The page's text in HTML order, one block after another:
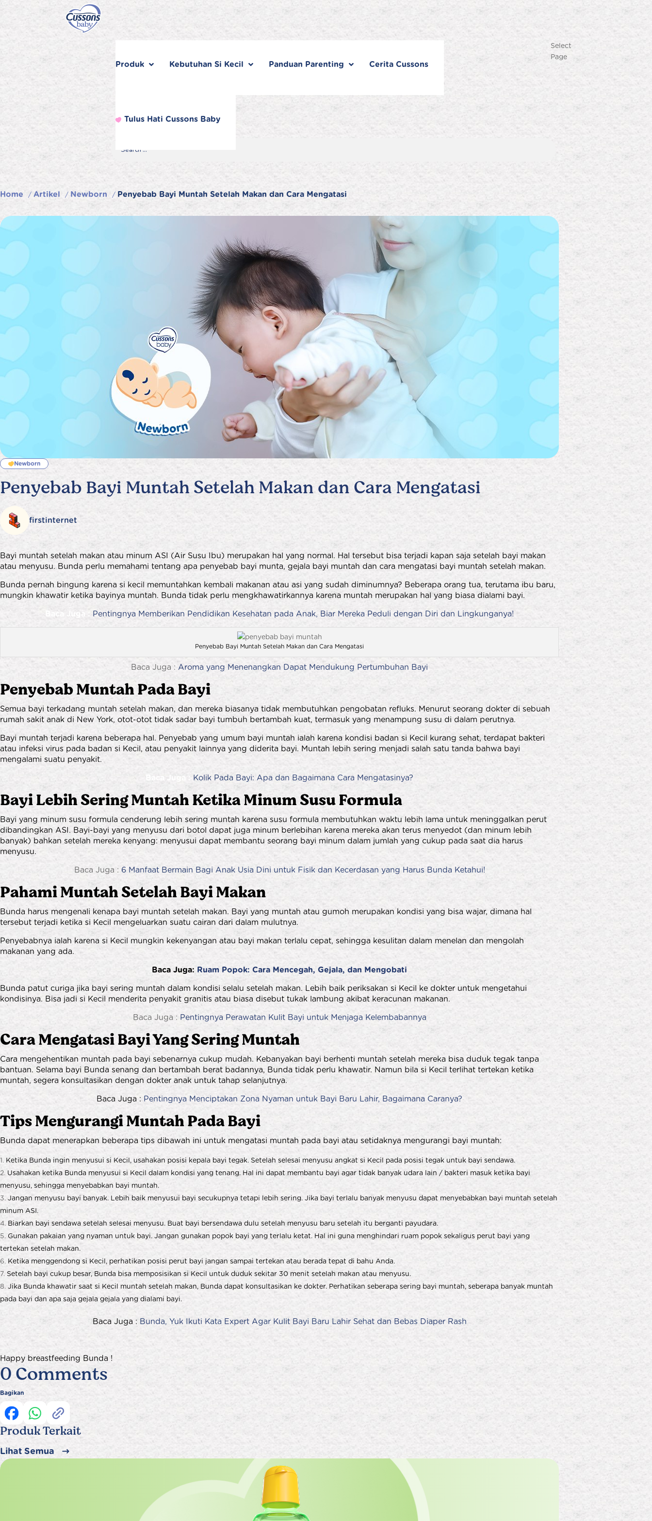
Produk
Lihat semua produk
Kebutuhan Si Kecil Panduan Parenting Cerita Cussons
Tulus Hati Cussons Baby
Select
Page
Search
Home / Artikel / Newborn / Penyebab Bayi Muntah Setelah Makan dan Cara Mengatasi
Newborn
Penyebab Bayi Muntah Setelah Makan dan Cara Mengatasi
firstinternet
Bayi muntah setelah makan atau minum ASI (Air Susu Ibu) merupakan hal yang normal. Hal tersebut bisa terjadi kapan saja setelah bayi makan
atau menyusu. Bunda perlu memahami tentang apa penyebab bayi munta, gejala bayi muntah dan cara mengatasi bayi muntah setelah makan.
Bunda pernah bingung karena si kecil memuntahkan kembali makanan atau asi yang sudah diminumnya? Beberapa orang tua, terutama ibu baru,
mungkin khawatir ketika bayinya muntah. Bunda tidak perlu mengkhawatirkannya karena muntah merupakan hal yang biasa dialami bayi.
Baca Juga : Pentingnya Memberikan Pendidikan Kesehatan pada Anak, Biar Mereka Peduli dengan Diri dan Lingkunganya!
Penyebab Bayi Muntah Setelah Makan dan Cara Mengatasi
Baca Juga : Aroma yang Menenangkan Dapat Mendukung Pertumbuhan Bayi
Penyebab Muntah Pada Bayi
Semua bayi terkadang muntah setelah makan, dan mereka biasanya tidak membutuhkan pengobatan refluks. Menurut seorang dokter di sebuah
rumah sakit anak di New York, otot-otot tidak sadar bayi tumbuh bertambah kuat, termasuk yang menampung susu di dalam perutnya.
Bayi muntah terjadi karena beberapa hal. Penyebab yang umum bayi muntah ialah karena kondisi badan si Kecil kurang sehat, terdapat bakteri
atau infeksi virus pada badan si Kecil, atau penyakit lainnya yang diderita bayi. Muntah lebih sering menjadi salah satu tanda bahwa bayi
mengalami suatu penyakit.
Baca Juga : Kolik Pada Bayi: Apa dan Bagaimana Cara Mengatasinya?
Bayi Lebih Sering Muntah Ketika Minum Susu Formula
Bayi yang minum susu formula cenderung lebih sering muntah karena susu formula membutuhkan waktu lebih lama untuk meninggalkan perut
dibandingkan ASI. Bayi-bayi yang menyusu dari botol dapat juga minum berlebihan karena mereka akan terus menyedot (dan minum lebih
banyak) bahkan setelah mereka kenyang: menyusui dapat membantu seorang bayi minum dalam jumlah yang cukup pada saat dia harus
menyusu.
Baca Juga : 6 Manfaat Bermain Bagi Anak Usia Dini untuk Fisik dan Kecerdasan yang Harus Bunda Ketahui!
Pahami Muntah Setelah Bayi Makan
Bunda harus mengenali kenapa bayi muntah setelah makan. Bayi yang muntah atau gumoh merupakan kondisi yang bisa wajar, dimana hal
tersebut terjadi ketika si Kecil mengeluarkan suatu cairan dari dalam mulutnya.
Penyebabnya ialah karena si Kecil mungkin kekenyangan atau bayi makan terlalu cepat, sehingga kesulitan dalam menelan dan mengolah
makanan yang ada.
Baca Juga: Ruam Popok: Cara Mencegah, Gejala, dan Mengobati
Bunda patut curiga jika bayi sering muntah dalam kondisi selalu setelah makan. Lebih baik periksakan si Kecil ke dokter untuk mengetahui
kondisinya. Bisa jadi si Kecil menderita penyakit granitis atau biasa disebut tukak lambung akibat keracunan makanan.
Baca Juga : Pentingnya Perawatan Kulit Bayi untuk Menjaga Kelembabannya
Cara Mengatasi Bayi Yang Sering Muntah
Cara mengehentikan muntah pada bayi sebenarnya cukup mudah. Kebanyakan bayi berhenti muntah setelah mereka bisa duduk tegak tanpa
bantuan. Selama bayi Bunda senang dan bertambah berat badannya, Bunda tidak perlu khawatir. Namun bila si Kecil terlihat tertekan ketika
muntah, segera konsultasikan dengan dokter anak untuk tahap selanjutnya.
Baca Juga : Pentingnya Menciptakan Zona Nyaman untuk Bayi Baru Lahir, Bagaimana Caranya?
Tips Mengurangi Muntah Pada Bayi
Bunda dapat menerapkan beberapa tips dibawah ini untuk mengatasi muntah pada bayi atau setidaknya mengurangi bayi muntah:
Ketika Bunda ingin menyusui si Kecil, usahakan posisi kepala bayi tegak. Setelah selesai menyusu angkat si Kecil pada posisi tegak untuk bayi sendawa.
Usahakan ketika Bunda menyusui si Kecil dalam kondisi yang tenang. Hal ini dapat membantu bayi agar tidak banyak udara lain / bakteri masuk ketika bayi
menyusu, sehingga menyebabkan bayi muntah.
Jangan menyusu bayi banyak. Lebih baik menyusui bayi secukupnya tetapi lebih sering. Jika bayi terlalu banyak menyusu dapat menyebabkan bayi muntah setelah
minum ASI.
Biarkan bayi sendawa setelah selesai menyusu. Buat bayi bersendawa dulu setelah menyusu baru setelah itu berganti payudara.
Gunakan pakaian yang nyaman untuk bayi. Jangan gunakan popok bayi yang terlalu ketat. Hal ini guna menghindari ruam popok sekaligus perut bayi yang
tertekan setelah makan.
Ketika menggendong si Kecil, perhatikan posisi perut bayi jangan sampai tertekan atau berada tepat di bahu Anda.
Setelah bayi cukup besar, Bunda bisa memposisikan si Kecil untuk duduk sekitar 30 menit setelah makan atau menyusu.
Jika Bunda khawatir saat si Kecil muntah setelah makan, Bunda dapat konsultasikan ke dokter. Perhatikan seberapa sering bayi muntah, seberapa banyak muntah
pada bayi dan apa saja gejala gejala yang dialami bayi.
Baca Juga : Bunda, Yuk Ikuti Kata Expert Agar Kulit Bayi Baru Lahir Sehat dan Bebas Diaper Rash
Happy breastfeeding Bunda !
0 Comments
Bagikan
Produk Terkait
Lihat Semua